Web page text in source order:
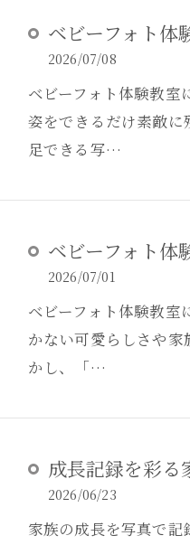
ベビーフォト体
2026/07/08
ベビーフォト体験教
姿をできるだけ素敵
足できる写…
ベビーフォト体
2026/07/01
ベビーフォト体験教
かない可愛らしさや
かし、「…
成長記録を彩る
2026/06/23
家族の成長を写真で